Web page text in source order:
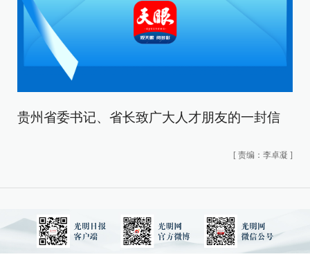
贵州省委书记、省长致广大人才朋友的一封信
[ 责编：李卓凝 ]